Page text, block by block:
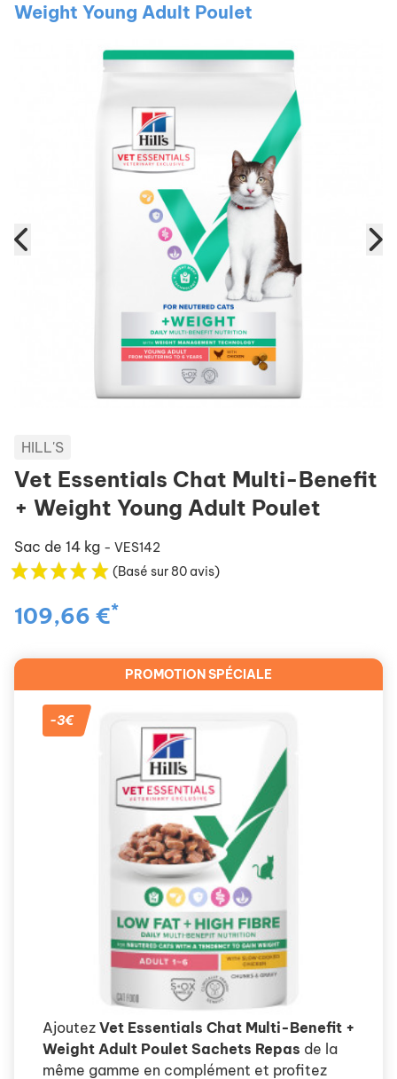
Weight Young Adult Poulet
HILL'S
Vet Essentials Chat Multi-Benefit
+ Weight Young Adult Poulet
Sac de 14 kg - VES142
(Basé sur 80 avis)
109,66 €*
PROMOTION SPÉCIALE
-3€
Ajoutez Vet Essentials Chat Multi-Benefit +
Weight Adult Poulet Sachets Repas de la
même gamme en complément et profitez